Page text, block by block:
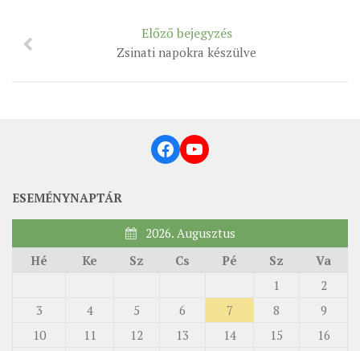
Előző bejegyzés
Zsinati napokra készülve
Facebook
YouTube
ESEMÉNYNAPTÁR
2026. Augusztus
Hé
Ke Sz Cs Pé Sz Va
1
2
3
4 5 6 7 8
9
10
11 12 13 14 15
16